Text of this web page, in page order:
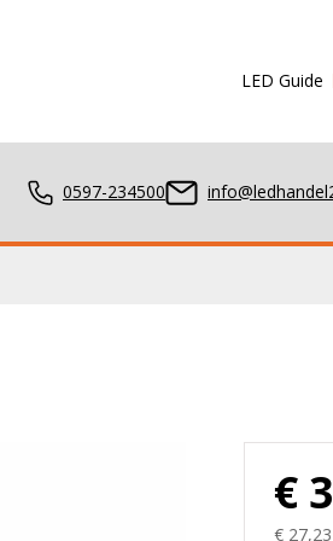
Dezelfde
LED Guide
0597-234500
€
€